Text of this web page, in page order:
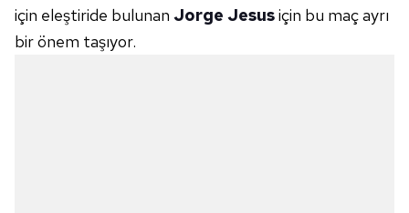
için eleştiride bulunan Jorge Jesusiçin bu maç ayrı
bir önem taşıyor.